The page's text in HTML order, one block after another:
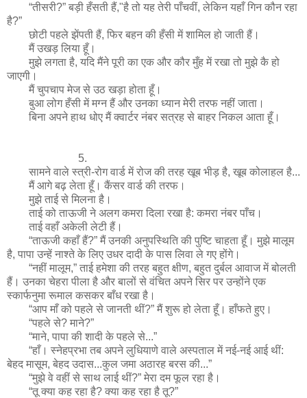
“तीसरी?” बड़ी हँसती हैं,"है तो यह तेरी पाँचवीं, लेकिन यहाँ गिन कौन रहा
है?”
छोटी पहले झेंपती हैं, फिर बहन की हँसी में शामिल हो जाती हैं।
मैं उखड़ लिया हूँ।
मुझे लगता है, यदि मैंने पूरी का एक और कौर मुँह में रखा तो मुझे कै हो
जाएगी।
मैं चुपचाप मेज से उठ खड़ा होता हूँ।
बुआ लोग हँसी में मग्न हैं और उनका ध्यान मेरी तरफ नहीं जाता।
बिना अपने हाथ धोए मैं क्वार्टर नंबर सत्रह से बाहर निकल आता हूँ।
5.
सामने वाले स्त्री-रोग वार्ड में रोज की तरह खूब भीड़ है, खूब कोलाहल है...
मैं आगे बढ़ लेता हूँ। कैंसर वार्ड की तरफ।
मुझे ताई से मिलना है।
ताई को ताऊजी ने अलग कमरा दिला रखा है: कमरा नंबर पाँच।
ताई वहाँ अकेली लेटी हैं।
“ताऊजी कहाँ हैं?” मैं उनकी अनुपस्थिति की पुष्टि चाहता हूँ। मुझे मालूम
है, पापा उन्हें नाश्ते के लिए उधर दादी के पास लिवा ले गए होंगे।
“नहीं मालूम,” ताई हमेशा की तरह बहुत क्षीण, बहुत दुर्बल आवाज में बोलती
हैं। उनका चेहरा पीला है और बालों से वंचित अपने सिर पर उन्होंने एक
स्कार्फनुमा रूमाल कसकर बाँध रखा है।
“आप माँ को पहले से जानती थीं?” मैं शुरू हो लेता हूँ। हाँफते हुए।
“पहले से? माने?”
“माने, पापा की शादी के पहले से...”
“हाँ। स्नेहप्रभा तब अपने लुधियाणे वाले अस्पताल में नई-नई आई थीं:
बेहद मासूम, बेहद उदास...कुल जमा अठारह बरस की...”
“मुझे वे वहीं से साथ लाई थीं?” मेरा दम फूल रहा है।
“तू क्या कह रहा है? क्या कह रहा है तू?”